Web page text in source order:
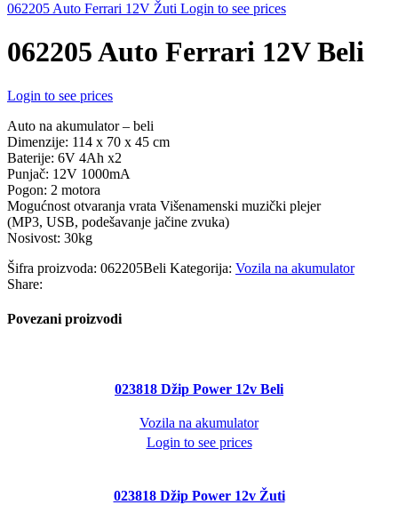
062205 Auto Ferrari 12V Žuti Login to see prices
062205 Auto Ferrari 12V Beli
Login to see prices
Auto na akumulator – beli
Dimenzije: 114 x 70 x 45 cm
Baterije: 6V 4Ah x2
Punjač: 12V 1000mA
Pogon: 2 motora
Mogućnost otvaranja vrata Višenamenski muzički plejer
(MP3, USB, podešavanje jačine zvuka)
Nosivost: 30kg
Šifra proizvoda: 062205Beli Kategorija: Vozila na akumulator
Share:
Povezani proizvodi
023818 Džip Power 12v Beli
Vozila na akumulator
Login to see prices
023818 Džip Power 12v Žuti